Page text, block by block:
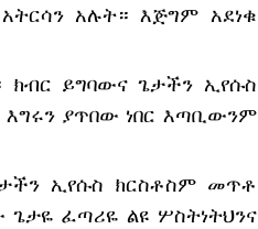
አሉት። እጅግም አደነቁ
ይግባውና ጌታችን ኢየሱስ
ያጥበው ነበር እጣቢውንም
ኢየሱስ ክርስቶስም መጥቶ
ፈጣሪዬ ልዩ ሦስትነትህንና